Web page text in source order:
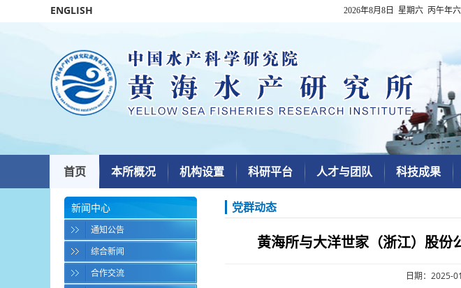
ENGLISH 2026年8月8日 星期六 丙午年
首页 本所概况 机构设置 科研平台 人才与团队 科技成果
新闻中心
通知公告
综合新闻
合作交流
党群动态
黄海所与大洋世家（浙江）股份
日期：2025-